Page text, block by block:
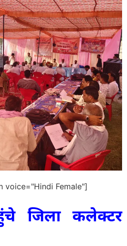
voice="Hindi Female"]
जिला कलेक्टर